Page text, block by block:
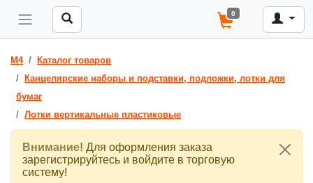
0
M4
Каталог товаров
Канцелярские наборы и подставки, подложки, лотки для
бумаг
Лотки вертикальные пластиковые
Внимание! Для оформления заказа
зарегистрируйтесь и войдите в торговую
систему!